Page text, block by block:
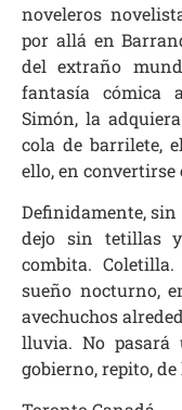
noveleros
por allá en
del extraño
fantasía cómica
Simón, la
cola de barrilete,
ello, en convertirse
Definidamente,
dejo sin tetillas
combita.
sueño nocturno,
avechuchos
lluvia. No pasará
gobierno, repito,